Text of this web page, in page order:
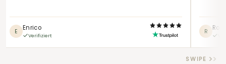
E Enrico
Verifiziert
R
SWIPE